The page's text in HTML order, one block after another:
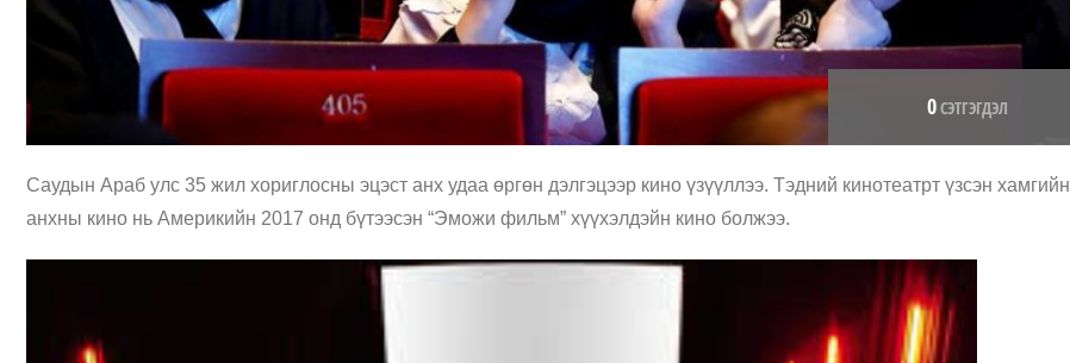
0СЭТГЭГДЭЛ
Саудын Араб улс 35 жил хориглосны эцэст анх удаа өргөн дэлгэцээр кино үзүүллээ. Тэдний кинотеатрт үзсэн хамгийн
анхны кино нь Америкийн 2017 онд бүтээсэн “Эможи фильм” хүүхэлдэйн кино болжээ.